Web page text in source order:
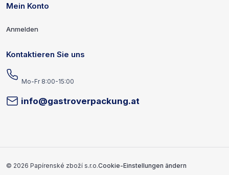
Mein Konto
Anmelden
Kontaktieren Sie uns
Mo-Fr 8:00-15:00
info@gastroverpackung.at
Copyright und Entwickler
© 2026 Papírenské zboží s.r.o.Cookie-Einstellungen ändern